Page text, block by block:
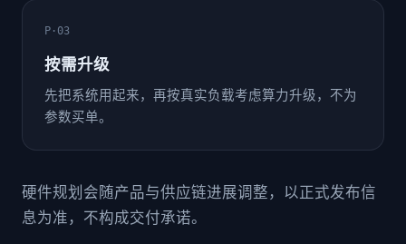
P·03
按需升级
先把系统用起来，再按真实负载考虑算力升级，不为
参数买单。
硬件规划会随产品与供应链进展调整，以正式发布信
息为准，不构成交付承诺。